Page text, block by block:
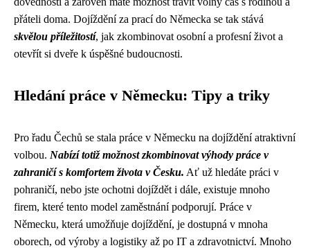
přáteli doma. Dojíždění za prací do Německa se tak stává
skvělou příležitostí, jak zkombinovat osobní a profesní život a
otevřít si dveře k úspěšné budoucnosti.
Hledání práce v Německu: Tipy a triky
Pro řadu Čechů se stala práce v Německu na dojíždění atraktivní
volbou. Nabízí totiž možnost zkombinovat výhody práce v
zahraničí s komfortem života v Česku. Ať už hledáte práci v
pohraničí, nebo jste ochotni dojíždět i dále, existuje mnoho
firem, které tento model zaměstnání podporují. Práce v
Německu, která umožňuje dojíždění, je dostupná v mnoha
oborech, od výroby a logistiky až po IT a zdravotnictví. Mnoho